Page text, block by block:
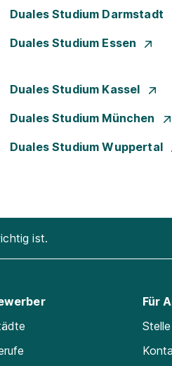
Duales Studium Darmstadt
Duales Studium Essen
Duales Studium Kassel
Duales Studium München
Duales Studium Wuppertal
ist.
Für